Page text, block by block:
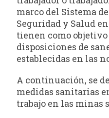
marco del Sistema
Seguridad y Salud
tienen como
disposiciones de
establecidas en las
A continuación, se
medidas sanitarias
trabajo en las minas